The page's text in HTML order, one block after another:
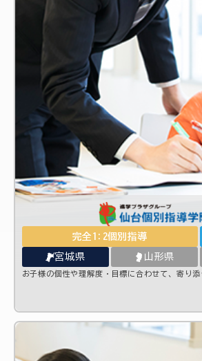
完全1:2個別指導
宮城県 山形県
お子様の個性や理解度・目標に合わせて、寄り添